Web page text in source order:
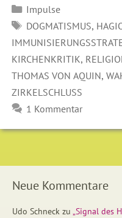
Kategorien
Impulse
SCHLAGWÖRTER
DOGMATISMUS,
KIRCHENKRITIK,
THOMAS VON AQUIN,
ZIRKELSCHLUSS
1 Kommentar
Neue Kommentare
Udo Schneck zu „Signal des